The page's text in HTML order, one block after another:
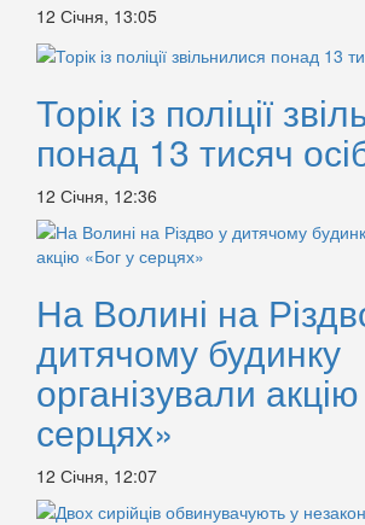
12 Січня, 13:05
Торік із поліції
понад 13 тисяч
12 Січня, 12:36
На Волині на
дитячому будинку
організували
серцях»
12 Січня, 12:07